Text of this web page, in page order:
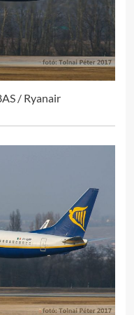
/ Ryanair